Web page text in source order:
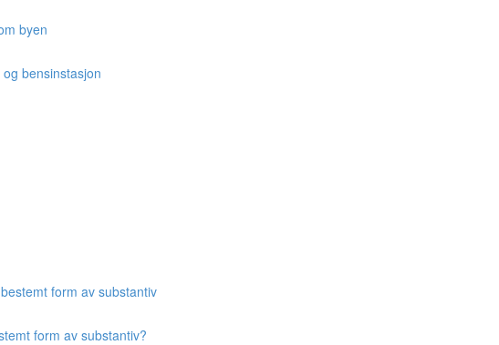
byen
bensinstasjon
form av substantiv
form av substantiv?